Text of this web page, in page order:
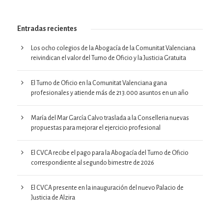
Entradas recientes
Los ocho colegios de la Abogacía de la Comunitat Valenciana
reivindican el valor del Turno de Oficio y la Justicia Gratuita
El Turno de Oficio en la Comunitat Valenciana gana
profesionales y atiende más de 213.000 asuntos en un año
María del Mar García Calvo traslada a la Conselleria nuevas
propuestas para mejorar el ejercicio profesional
El CVCA recibe el pago para la Abogacía del Turno de Oficio
correspondiente al segundo bimestre de 2026
El CVCA presente en la inauguración del nuevo Palacio de
Justicia de Alzira